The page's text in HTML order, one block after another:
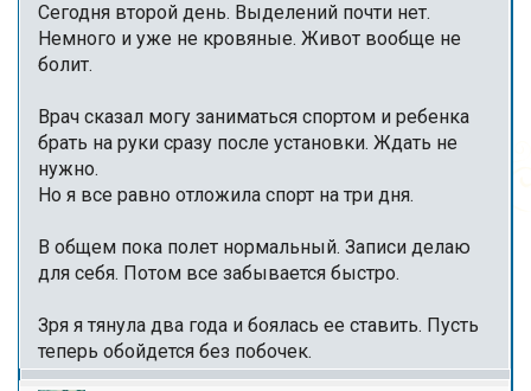
Сегодня второй день. Выделений почти нет.
Немного и уже не кровяные. Живот вообще не
болит.
Врач сказал могу заниматься спортом и ребенка
брать на руки сразу после установки. Ждать не
нужно.
Но я все равно отложила спорт на три дня.
В общем пока полет нормальный. Записи делаю
для себя. Потом все забывается быстро.
Зря я тянула два года и боялась ее ставить. Пусть
теперь обойдется без побочек.